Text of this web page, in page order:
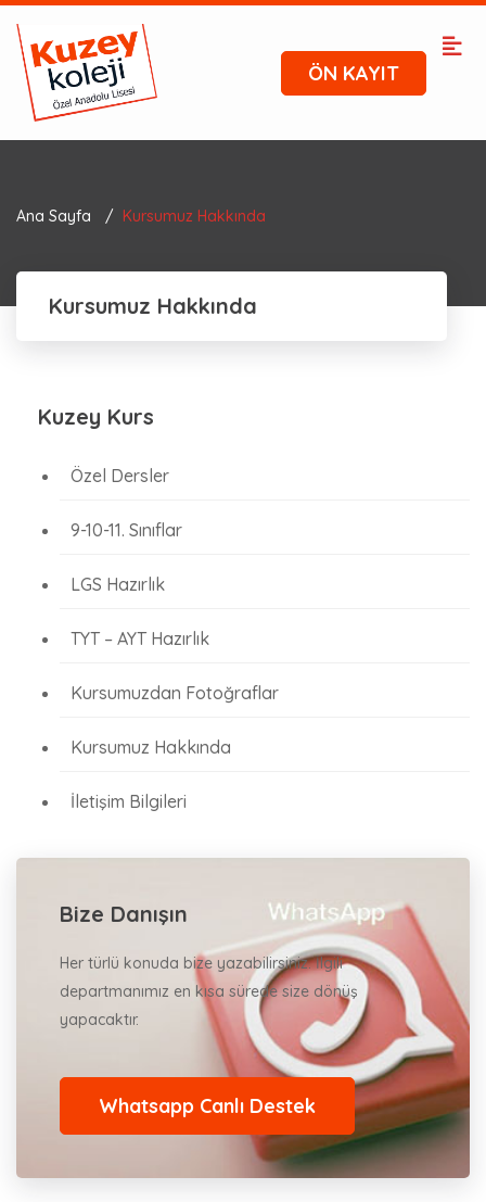
ÖN KAYIT
Ana Sayfa Kursumuz Hakkında
Kursumuz Hakkında
Kuzey Kurs
Özel Dersler
9-10-11. Sınıflar
LGS Hazırlık
TYT – AYT Hazırlık
Kursumuzdan Fotoğraflar
Kursumuz Hakkında
İletişim Bilgileri
Bize Danışın
Her türlü konuda bize yazabilirsiniz. İlgili
departmanımız en kısa sürede size dönüş
yapacaktır.
Whatsapp Canlı Destek